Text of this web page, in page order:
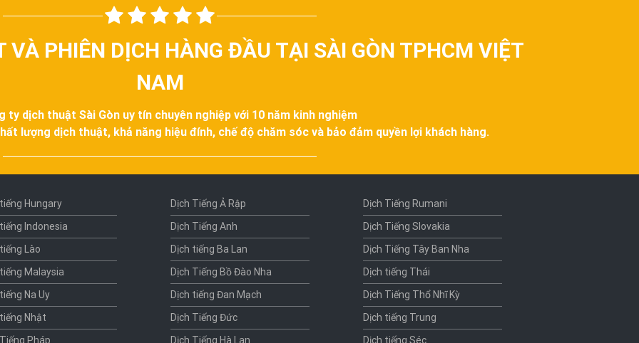
VÀ PHIÊN DỊCH HÀNG ĐẦU TẠI SÀI GÒN TPHCM VIỆT
NAM
ty dịch thuật Sài Gòn uy tín chuyên nghiệp với 10 năm kinh nghiệm
lượng dịch thuật, khả năng hiệu đính, chế độ chăm sóc và bảo đảm quyền lợi khách hàng.
Hungary
Indonesia
Lào
Malaysia
Na Uy
Nhật
Pháp
Dịch Tiếng Ả Rập
Dịch Tiếng Anh
Dịch tiếng Ba Lan
Dịch Tiếng Bồ Đào Nha
Dịch tiếng Đan Mạch
Dịch Tiếng Đức
Dịch Tiếng Hà Lan
Dịch Tiếng Rumani
Dịch Tiếng Slovakia
Dịch Tiếng Tây Ban Nha
Dịch tiếng Thái
Dịch Tiếng Thổ Nhĩ Kỳ
Dịch tiếng Trung
Dịch tiếng Séc